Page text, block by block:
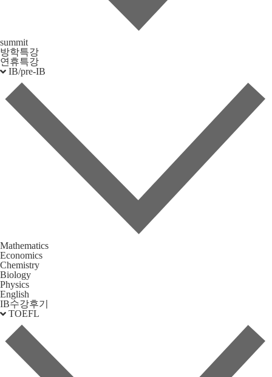
summit
방학특강
연휴특강
IB/pre-IB
Mathematics
Economics
Chemistry
Biology
Physics
English
IB수강후기
TOEFL